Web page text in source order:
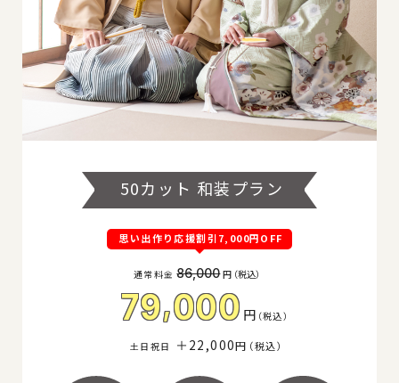
50カット 和装プラン
思い出作り応援割引7,000円OFF
通常料金 86,000 円（税込）
79,000 円（税込）
＋22,000円（税込）